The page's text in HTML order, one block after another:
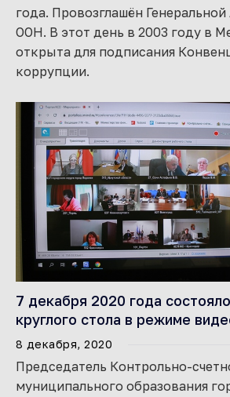
года. Провозглашён
ООН. В этот день в 2003 году в
открыта для подписания
коррупции.
7 декабря 2020 года
круглого стола в режиме
8 декабря, 2020
Председатель Контрольно-
муниципального образования